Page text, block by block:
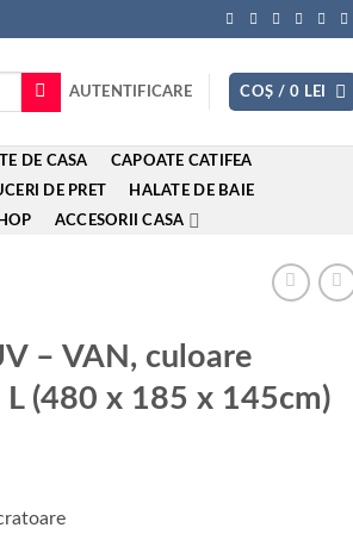
AUTENTIFICARE COȘ / 0 LEI
DE CASA CAPOATE CATIFEA
DE PRET HALATE DE BAIE
ACCESORII CASA
– VAN, culoare
(480 x 185 x 145cm)